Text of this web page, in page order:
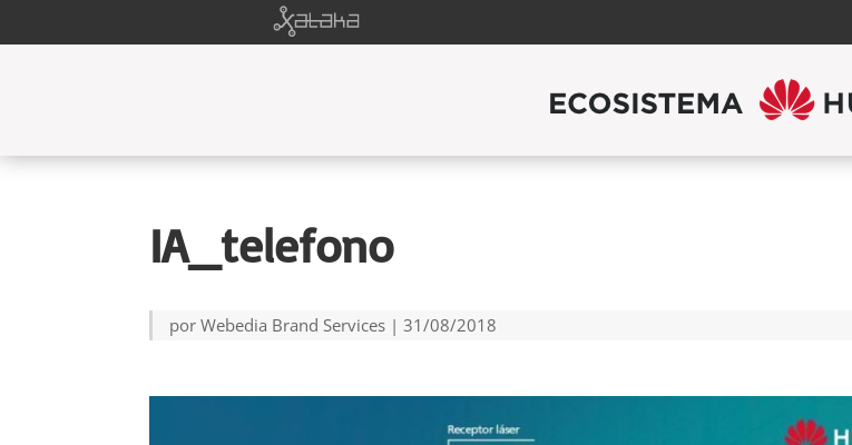
IA_telefono
porWebedia Brand Services |31/08/2018